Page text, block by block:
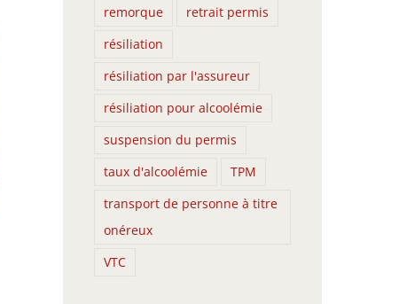
Trouver une assurance
| 0 Comments
remorque
retrait permis
résiliation
résiliation par l'assureur
résiliation pour alcoolémie
suspension du permis
taux d'alcoolémie
TPM
transport de personne à titre
onéreux
VTC